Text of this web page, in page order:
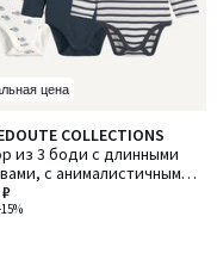
цена
COLLECTIONS
из 3 боди с длинными
с анималистичным
и в полоску